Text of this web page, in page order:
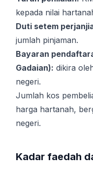
kepada nilai
Duti setem
jumlah pinjaman.
Bayaran
Gadaian): dikira
negeri.
Jumlah kos
harga hartanah,
negeri.
Kadar faedah